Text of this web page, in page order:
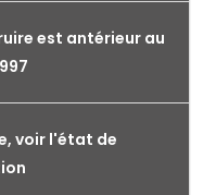
est antérieur au
voir l'état de